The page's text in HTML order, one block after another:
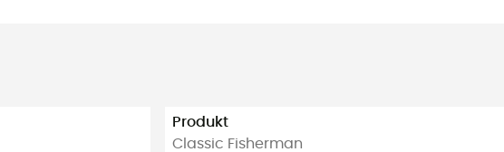
Produkt
Classic Fisherman